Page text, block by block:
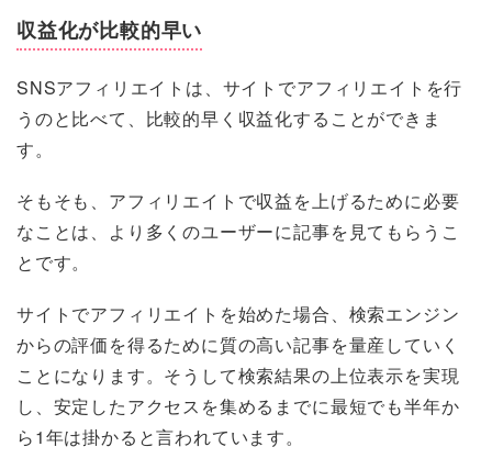
収益化が比較的早い
SNSアフィリエイトは、サイトでアフィリエイトを行
うのと比べて、比較的早く収益化することができま
す。
そもそも、アフィリエイトで収益を上げるために必要
なことは、より多くのユーザーに記事を見てもらうこ
とです。
サイトでアフィリエイトを始めた場合、検索エンジン
からの評価を得るために質の高い記事を量産していく
ことになります。そうして検索結果の上位表示を実現
し、安定したアクセスを集めるまでに最短でも半年か
ら1年は掛かると言われています。